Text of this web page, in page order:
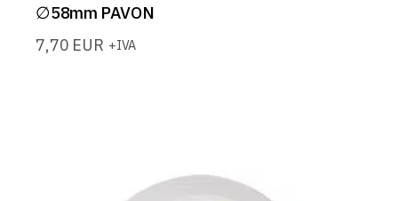
∅58mm PAVON
7,70 EUR +IVA